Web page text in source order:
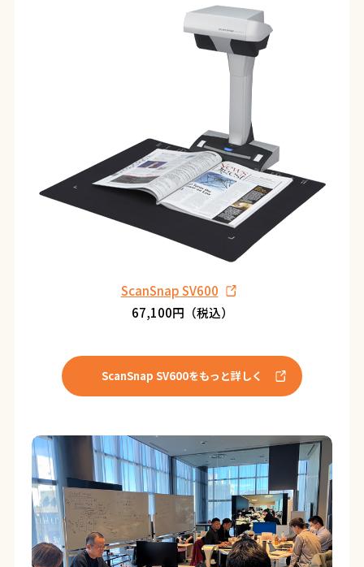
ScanSnap SV600
67,100円（税込）
ScanSnap SV600をもっと詳しく